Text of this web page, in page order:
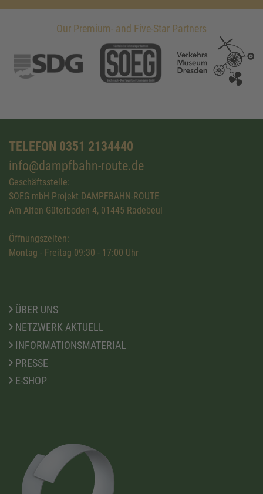
Our Premium- and Five-Star Partners
TELEFON 0351 2134440
info@dampfbahn-route.de
Geschäftsstelle:
SOEG mbH Projekt DAMPFBAHN-ROUTE
Am Alten Güterboden 4, 01445 Radebeul
Öffnungszeiten:
Montag - Freitag 09:30 - 17:00 Uhr
ÜBER UNS
NETZWERK AKTUELL
INFORMATIONSMATERIAL
PRESSE
E-SHOP